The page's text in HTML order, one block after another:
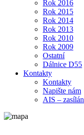
Rok 2016
Rok 2015
Rok 2014
Rok 2013
Rok 2010
Rok 2009
Ostatní
Dálnice D55
Kontakty
Kontakty
Napište nám
AIS –